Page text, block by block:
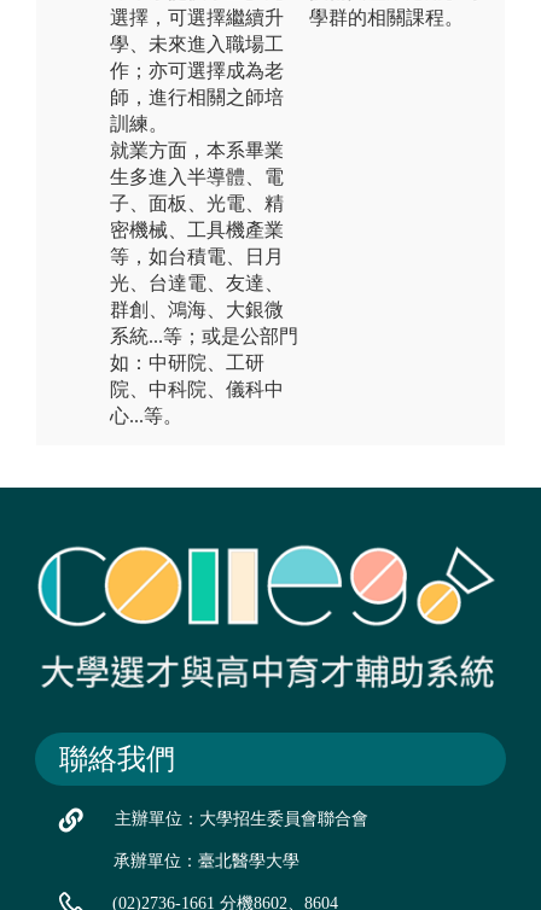
選擇，可選擇繼續升
學、未來進入職場工
作；亦可選擇成為老
師，進行相關之師培
訓練。
就業方面，本系畢業
生多進入半導體、電
子、面板、光電、精
密機械、工具機產業
等，如台積電、日月
光、台達電、友達、
群創、鴻海、大銀微
系統...等；或是公部門
如：中研院、工研
院、中科院、儀科中
心...等。
學群的相關課程。
聯絡我們
主辦單位：大學招生委員會聯合會
承辦單位：臺北醫學大學
(02)2736-1661 分機8602、8604